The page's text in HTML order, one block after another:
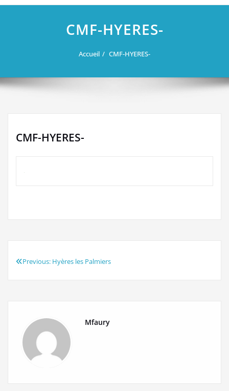
CMF-HYERES-
Accueil CMF-HYERES-
CMF-HYERES-
Navigation
Previous: Hyères les Palmiers
Mfaury